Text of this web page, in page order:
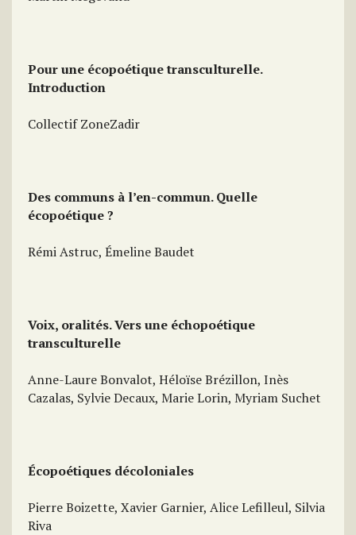
Pour une écopoétique transculturelle.
Introduction
Collectif ZoneZadir
Des communs à l’en-commun. Quelle
écopoétique ?
Rémi Astruc, Émeline Baudet
Voix, oralités. Vers une échopoétique
transculturelle
Anne-Laure Bonvalot, Héloïse Brézillon, Inès
Cazalas, Sylvie Decaux, Marie Lorin, Myriam Suchet
Écopoétiques décoloniales
Pierre Boizette, Xavier Garnier, Alice Lefilleul, Silvia
Riva